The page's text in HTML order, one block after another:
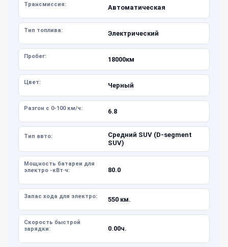
Трансмиссия: Автоматическая
Тип топлива: Электрический
Пробег: 18000км
Цвет: Черный
Разгон с 0-100 км/ч: 6.8
Тип авто:
Средний SUV (D-segment
SUV)
Мощность батареи для
электро -кВт·ч:
80.0
Запас хода для электро: 550 км.
Скорость быстрой
зарядки:
0.00ч.